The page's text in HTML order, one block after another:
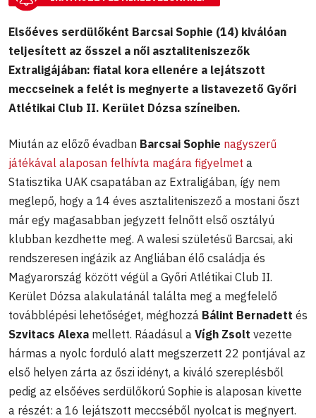
Elsőéves serdülőként Barcsai Sophie (14) kiválóan
teljesített az ősszel a női asztaliteniszezők
Extraligájában: fiatal kora ellenére a lejátszott
meccseinek a felét is megnyerte a listavezető Győri
Atlétikai Club II. Kerület Dózsa színeiben.
Miután az előző évadban Barcsai Sophie nagyszerű
játékával alaposan felhívta magára figyelmet a
Statisztika UAK csapatában az Extraligában, így nem
meglepő, hogy a 14 éves asztaliteniszező a mostani őszt
már egy magasabban jegyzett felnőtt első osztályú
klubban kezdhette meg. A walesi születésű Barcsai, aki
rendszeresen ingázik az Angliában élő családja és
Magyarország között végül a Győri Atlétikai Club II.
Kerület Dózsa alakulatánál találta meg a megfelelő
továbblépési lehetőséget, méghozzá Bálint Bernadett és
Szvitacs Alexa mellett. Ráadásul a Vígh Zsolt vezette
hármas a nyolc forduló alatt megszerzett 22 pontjával az
első helyen zárta az őszi idényt, a kiváló szereplésből
pedig az elsőéves serdülőkorú Sophie is alaposan kivette
a részét: a 16 lejátszott meccséből nyolcat is megnyert.